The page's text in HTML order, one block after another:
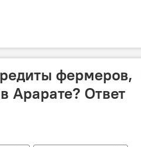
фермеров,
Арарате? Ответ